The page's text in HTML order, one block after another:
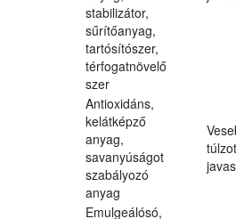
stabilizátor,
sűrítőanyag,
tartósítószer,
térfogatnövelő
szer
Antioxidáns,
kelátképző
anyag,
savanyúságot
szabályozó
anyag
Emulgeálósó,